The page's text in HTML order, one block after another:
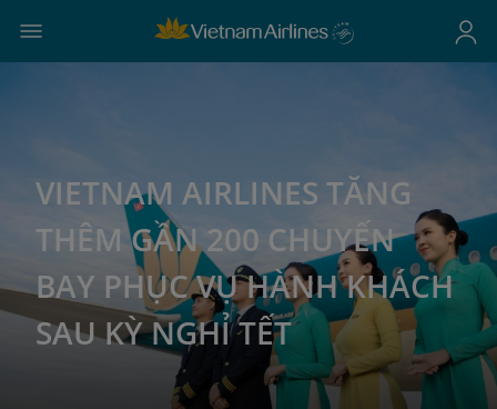
VIETNAM AIRLINES TĂNG
THÊM GẦN 200 CHUYẾN
BAY PHỤC VỤ HÀNH KHÁCH
SAU KỲ NGHỈ TẾT